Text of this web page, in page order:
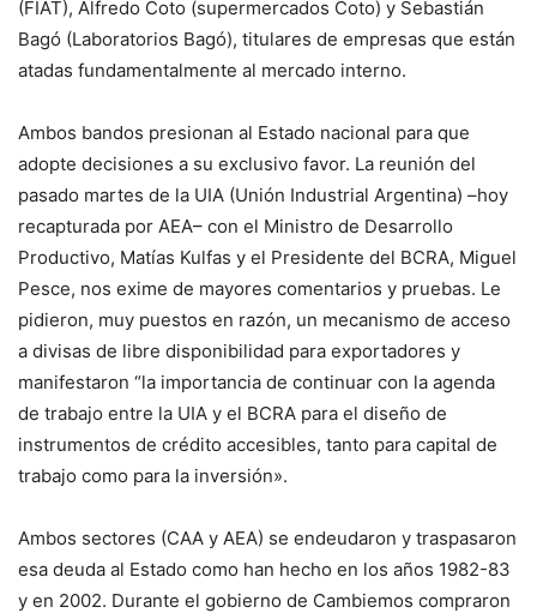
(FIAT), Alfredo Coto (supermercados Coto) y Sebastián
Bagó (Laboratorios Bagó), titulares de empresas que están
atadas fundamentalmente al mercado interno.
Ambos bandos presionan al Estado nacional para que
adopte decisiones a su exclusivo favor. La reunión del
pasado martes de la UIA (Unión Industrial Argentina) –hoy
recapturada por AEA– con el Ministro de Desarrollo
Productivo, Matías Kulfas y el Presidente del BCRA, Miguel
Pesce, nos exime de mayores comentarios y pruebas. Le
pidieron, muy puestos en razón, un mecanismo de acceso
a divisas de libre disponibilidad para exportadores y
manifestaron “la importancia de continuar con la agenda
de trabajo entre la UIA y el BCRA para el diseño de
instrumentos de crédito accesibles, tanto para capital de
trabajo como para la inversión».
Ambos sectores (CAA y AEA) se endeudaron y traspasaron
esa deuda al Estado como han hecho en los años 1982-83
y en 2002. Durante el gobierno de Cambiemos compraron